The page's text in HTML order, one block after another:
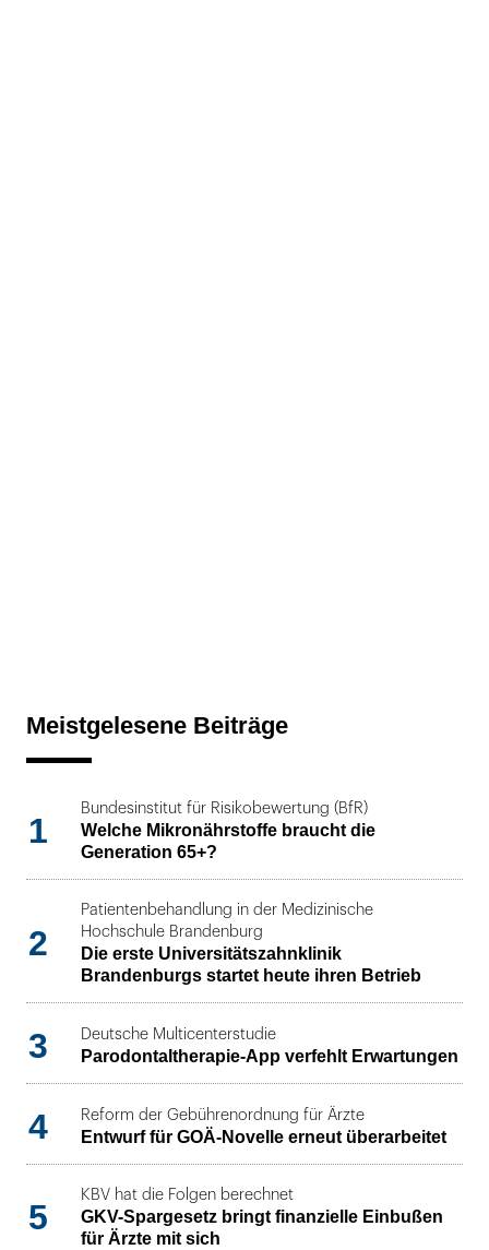
Meistgelesene Beiträge
1
Bundesinstitut für Risikobewertung (BfR)
Welche Mikronährstoffe braucht die
Generation 65+?
2
Patientenbehandlung in der Medizinische
Hochschule Brandenburg
Die erste Universitätszahnklinik
Brandenburgs startet heute ihren Betrieb
3 Deutsche Multicenterstudie
Parodontaltherapie-App verfehlt Erwartungen
4 Reform der Gebührenordnung für Ärzte
Entwurf für GOÄ-Novelle erneut überarbeitet
5
KBV hat die Folgen berechnet
GKV-Spargesetz bringt finanzielle Einbußen
für Ärzte mit sich